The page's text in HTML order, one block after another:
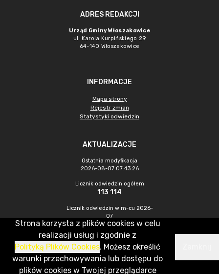
ADRES REDAKCJI
Urząd Gminy Włoszakowice
ul. Karola Kurpińskiego 29
64-140 Włoszakowice
INFORMACJE
Mapa strony
Rejestr zmian
Statystyki odwiedzin
AKTUALIZACJE
Ostatnia modyfikacja
2026-08-07 07:43:26
Licznik odwiedzin ogółem
113 114
Licznik odwiedzin w m-cu 2026-
07
444
CMS & Hosting: Nefeni Sp. z o.o.
Strona korzysta z plików cookies w celu
realizacji usług i zgodnie z
Polityką Plików Cookies. Możesz określić
warunki przechowywania lub dostępu do
plików cookies w Twojej przeglądarce